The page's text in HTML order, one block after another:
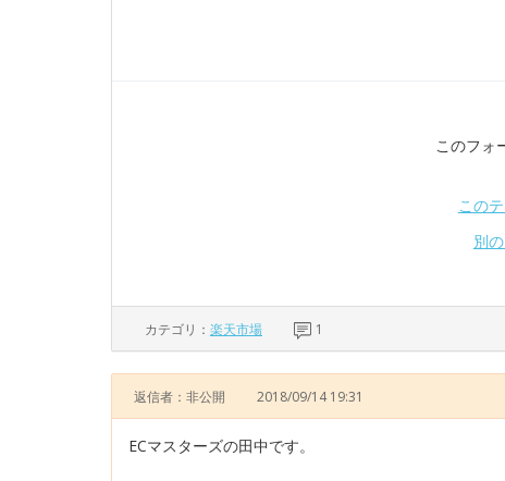
このフォ
この
別
カテゴリ： 楽天市場 1
返信者：非公開 2018/09/14 19:31
ECマスターズの田中です。